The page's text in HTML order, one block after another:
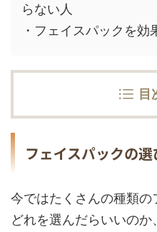
らない人
・フェイスパックを効
目
フェイスパックの選
今ではたくさんの種類の
どれを選んだらいいの